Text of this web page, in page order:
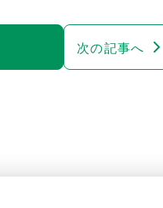
次の記事へ